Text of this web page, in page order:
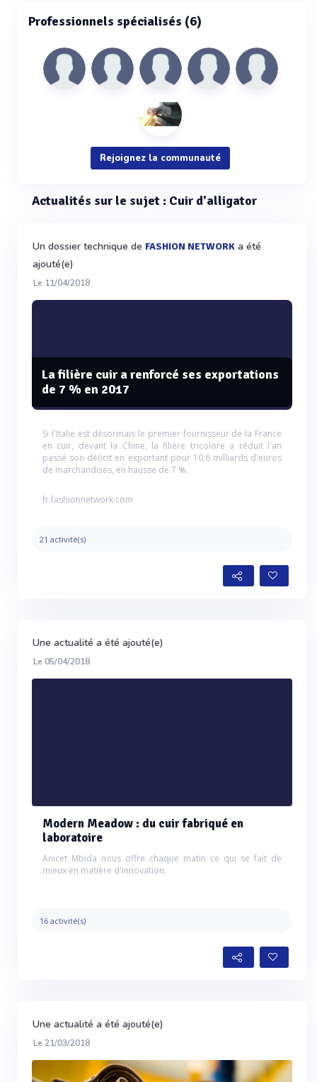
Professionnels spécialisés (6)
Rejoignez la communauté
Actualités sur le sujet : Cuir d'alligator
Un dossier technique de FASHION NETWORK a été
ajouté(e)
Le 11/04/2018
La filière cuir a renforcé ses exportations
de 7 % en 2017
Si l'Italie est désormais le premier fournisseur de la France
en cuir, devant la Chine, la filière tricolore a réduit l'an
passé son déficit en exportant pour 10,6 milliards d'euros
de marchandises, en hausse de 7 %.
fr.fashionnetwork.com
21 activité(s)
Une actualité a été ajouté(e)
Le 05/04/2018
Modern Meadow : du cuir fabriqué en
laboratoire
Anicet Mbida nous offre chaque matin ce qui se fait de
mieux en matière d'innovation.
16 activité(s)
Une actualité a été ajouté(e)
Le 21/03/2018